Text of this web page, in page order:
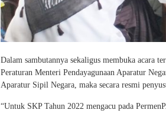
Dalam sambutannya sekaligus membuka acara
Peraturan Menteri Pendayagunaan Aparatur
Aparatur Sipil Negara, maka secara resmi
“Untuk SKP Tahun 2022 mengacu pada